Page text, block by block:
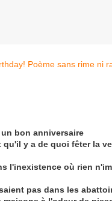
bon anniversaire
qu'il y a de quoi fêter la
l'inexistence où rien
pas dans les